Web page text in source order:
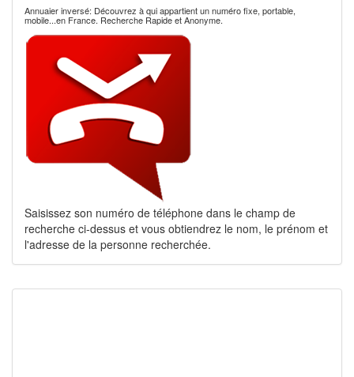
Annuaier inversé: Découvrez à qui appartient un numéro fixe, portable,
mobile...en France. Recherche Rapide et Anonyme.
Saisissez son numéro de téléphone dans le champ de
recherche ci-dessus et vous obtiendrez le nom, le prénom et
l'adresse de la personne recherchée.